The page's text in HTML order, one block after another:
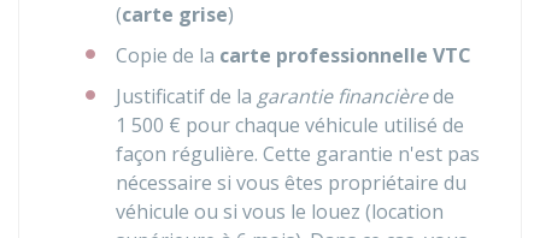
(carte grise)
Copie de la carte professionnelle VTC
Justificatif de la garantie financièrede
1 500 € pour chaque véhicule utilisé de
façon régulière. Cette garantie n'est pas
nécessaire si vous êtes propriétaire du
véhicule ou si vous le louez (location